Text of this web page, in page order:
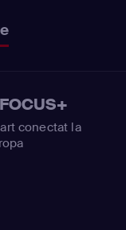
conectat la